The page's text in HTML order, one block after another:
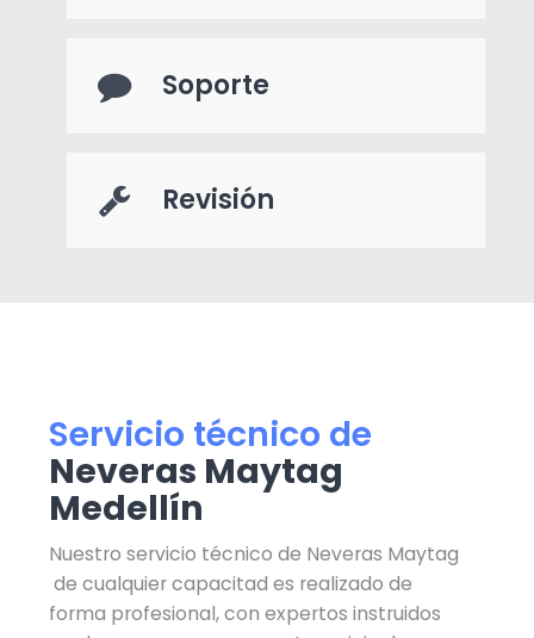
Soporte
Revisión
Servicio técnico de
Neveras Maytag
Medellín
Nuestro servicio técnico de Neveras Maytag
de cualquier capacitad es realizado de
forma profesional, con expertos instruidos